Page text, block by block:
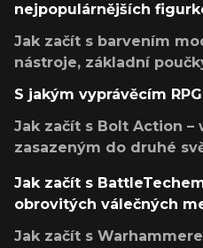
nejpopulárnějších
Jak začít s barvením
nástroje, základní
S jakým vyprávěcím
Jak začít s Bolt Action –
zasazeným do druhé
Jak začít s
obrovitých válečných
Jak začít s